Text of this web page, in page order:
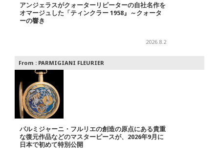
アンジェラスがクォーターリピーターの自社名作を
オマージュした「ティンクラー 1958』～クォータ
ーの響き
2026.8.2
From : PARMIGIANI FLEURIER
パルミジャーニ・フルリエの創造の原点にある貴重
な復元作品などのマスターピースが、2026年9月に
日本で初めて特別公開